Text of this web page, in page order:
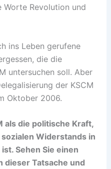
Worte Revolution und
ins Leben gerufene
die die
untersuchen soll. Aber
der KSCM
Oktober 2006.
als die politische Kraft,
Widerstands in
Sehen Sie einen
dieser Tatsache und